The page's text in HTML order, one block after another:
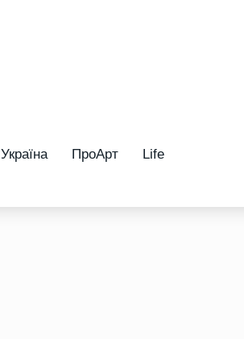
Україна ПроАрт Life